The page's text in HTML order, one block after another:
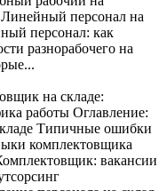
Линейный персонал на
персонал: как
разнорабочего на
на складе:
работы Оглавление:
Типичные ошибки
комплектовщика
вакансии